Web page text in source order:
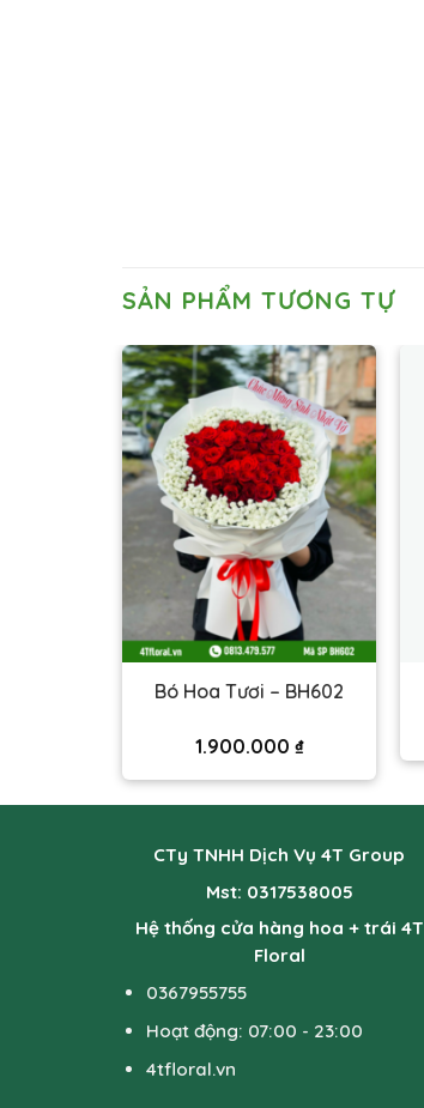
SẢN PHẨM TƯƠNG TỰ
Bó Hoa Tươi – BH602
1.900.000 ₫
CTy TNHH Dịch Vụ 4T Group
Mst: 0317538005
Hệ thống cửa hàng hoa + trái 4T
Floral
0367955755
Hoạt động: 07:00 - 23:00
4tfloral.vn